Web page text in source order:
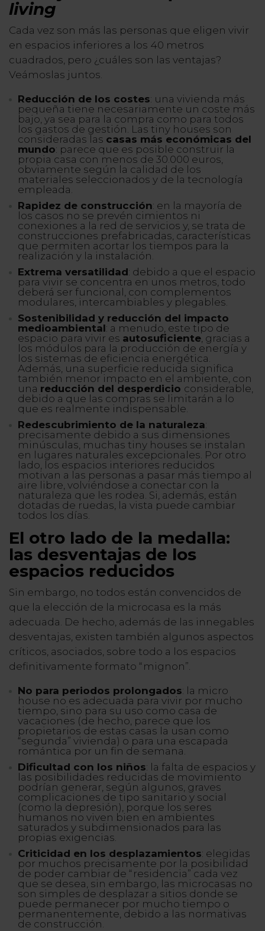
living
Cada vez son más las personas que eligen vivir
en espacios inferiores a los 40 metros
cuadrados, pero ¿cuáles son las ventajas?
Veámoslas juntos.
Reducción de los costes: una vivienda más
pequeña tiene necesariamente un coste más
bajo, ya sea para la compra como para todos
los gastos de gestión. Las tiny houses son
consideradas las casas más económicas del
mundo: parece que es posible construir la
propia casa con menos de 30.000 euros,
obviamente según la calidad de los
materiales seleccionados y de la tecnología
empleada.
Rapidez de construcción: en la mayoría de
los casos no se prevén cimientos ni
conexiones a la red de servicios y, se trata de
construcciones prefabricadas, características
que permiten acortar los tiempos para la
realización y la instalación.
Extrema versatilidad: debido a que el espacio
para vivir se concentra en unos metros, todo
deberá ser funcional, con complementos
modulares, intercambiables y plegables.
Sostenibilidad y reducción del impacto
medioambiental: a menudo, este tipo de
espacio para vivir es autosuficiente, gracias a
los módulos para la producción de energía y
los sistemas de eficiencia energética.
Además, una superficie reducida significa
también menor impacto en el ambiente, con
una reducción del desperdicio considerable,
debido a que las compras se limitarán a lo
que es realmente indispensable.
Redescubrimiento de la naturaleza:
precisamente debido a sus dimensiones
minúsculas, muchas tiny houses se instalan
en lugares naturales excepcionales. Por otro
lado, los espacios interiores reducidos
motivan a las personas a pasar más tiempo al
aire libre, volviéndose a conectar con la
naturaleza que les rodea. Si, además, están
dotadas de ruedas, la vista puede cambiar
todos los días.
El otro lado de la medalla:
las desventajas de los
espacios reducidos
Sin embargo, no todos están convencidos de
que la elección de la microcasa es la más
adecuada. De hecho, además de las innegables
desventajas, existen también algunos aspectos
críticos, asociados, sobre todo a los espacios
definitivamente formato “mignon”.
No para periodos prolongados: la micro
house no es adecuada para vivir por mucho
tiempo, sino para su uso como casa de
vacaciones (de hecho, parece que los
propietarios de estas casas la usan como
“segunda” vivienda) o para una escapada
romántica por un fin de semana.
Dificultad con los niños: la falta de espacios y
las posibilidades reducidas de movimiento
podrían generar, según algunos, graves
complicaciones de tipo sanitario y social
(como la depresión), porque los seres
humanos no viven bien en ambientes
saturados y subdimensionados para las
propias exigencias.
Criticidad en los desplazamientos: elegidas
por muchos precisamente por la posibilidad
de poder cambiar de “residencia” cada vez
que se desea, sin embargo, las microcasas no
son simples de desplazar a sitios donde se
puede permanecer por mucho tiempo o
permanentemente, debido a las normativas
de construcción.